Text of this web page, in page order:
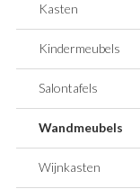
Kasten
Kindermeubels
Salontafels
Wandmeubels
Wijnkasten